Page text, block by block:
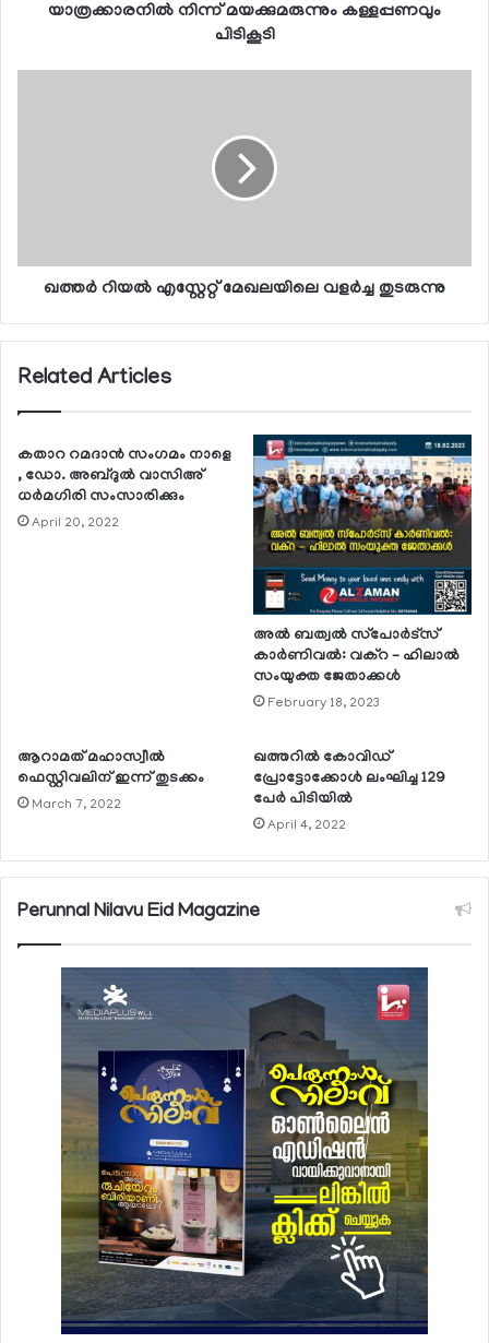
യാത്രക്കാരനില്‍ നിന്ന് മയക്കുമരുന്നും കള്ളപ്പണവും
പിടികൂടി
ഖത്തര്‍ റിയല്‍ എസ്റ്റേറ്റ് മേഖലയിലെ വളര്‍ച്ച തുടരുന്നു
Related Articles
കതാറ റമദാന്‍ സംഗമം നാളെ
, ഡോ. അബ്ദുല്‍ വാസിഅ്
ധര്‍മഗിരി സംസാരിക്കും
April 20, 2022
അല്‍ ബത്വല്‍ സ്‌പോര്‍ട്‌സ്
കാര്‍ണിവല്‍: വക്‌റ – ഹിലാല്‍
സംയുക്ത ജേതാക്കള്‍
February 18, 2023
ആറാമത് മഹാസ്വീല്‍
ഫെസ്റ്റിവലിന് ഇന്ന് തുടക്കം
March 7, 2022
ഖത്തറില്‍ കോവിഡ്
പ്രോട്ടോക്കോള്‍ ലംഘിച്ച 129
പേര്‍ പിടിയില്‍
April 4, 2022
Perunnal Nilavu Eid Magazine